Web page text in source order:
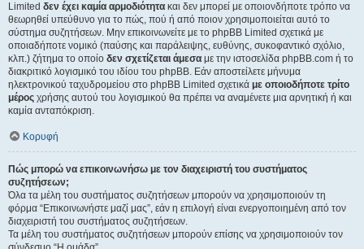
Limited δεν έχει καμία αρμοδιότητα και δεν μπορεί με οποιονδήποτε τρόπο να
θεωρηθεί υπεύθυνο για το πώς, πού ή από ποιον χρησιμοποιείται αυτό το
σύστημα συζητήσεων. Μην επικοινωνείτε με το phpBB Limited σχετικά με
οποιαδήποτε νομικό (παύσης και παράλειψης, ευθύνης, συκοφαντικό σχόλιο,
κλπ.) ζήτημα το οποίο δεν σχετίζεται άμεσα με την ιστοσελίδα phpBB.com ή το
διακριτικό λογισμικό του ιδίου του phpBB. Εάν αποστείλετε μήνυμα
ηλεκτρονικού ταχυδρομείου στο phpBB Limited σχετικά με οποιοδήποτε τρίτο
μέρος χρήσης αυτού του λογισμικού θα πρέπει να αναμένετε μια αρνητική ή και
καμία ανταπόκριση.
Κορυφή
Πώς μπορώ να επικοινωνήσω με τον διαχειριστή του συστήματος
συζητήσεων;
Όλα τα μέλη του συστήματος συζητήσεων μπορούν να χρησιμοποιούν τη
φόρμα “Επικοινωνήστε μαζί μας”, εάν η επιλογή είναι ενεργοποιημένη από τον
διαχειριστή του συστήματος συζητήσεων.
Τα μέλη του συστήματος συζητήσεων μπορούν επίσης να χρησιμοποιούν τον